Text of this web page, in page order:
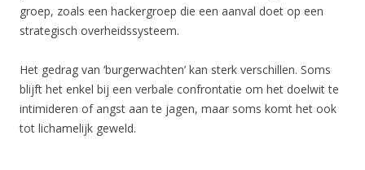
groep, zoals een hackergroep die een aanval doet op een
strategisch overheidssysteem.
Het gedrag van ‘burgerwachten’ kan sterk verschillen. Soms
blijft het enkel bij een verbale confrontatie om het doelwit te
intimideren of angst aan te jagen, maar soms komt het ook
tot lichamelijk geweld.